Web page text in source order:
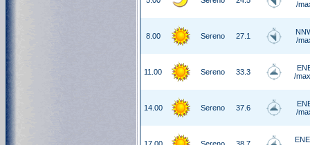
/
8.00 Sereno 27.1
/
11.00 Sereno 33.3
/
14.00 Sereno 37.6
/